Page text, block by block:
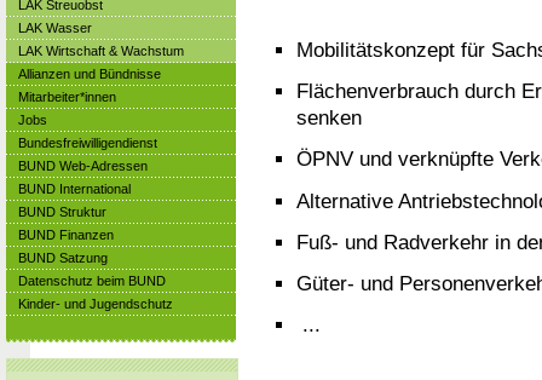
Mobilitätskonzept für
Flächenverbrauch durch
senken
ÖPNV und verknüpfte
Alternative
Fuß- und Radverkehr in
Güter- und
...
LAK Streuobst
LAK Wasser
LAK Wirtschaft & Wachstum
Allianzen und Bündnisse
Mitarbeiter*innen
Jobs
Bundesfreiwilligendienst
BUND Web-Adressen
BUND International
BUND Struktur
BUND Finanzen
BUND Satzung
Datenschutz beim BUND
Kinder- und Jugendschutz